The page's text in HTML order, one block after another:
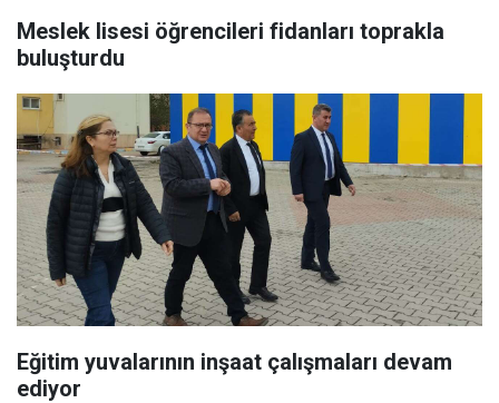
Meslek lisesi öğrencileri fidanları toprakla
buluşturdu
Eğitim yuvalarının inşaat çalışmaları devam
ediyor